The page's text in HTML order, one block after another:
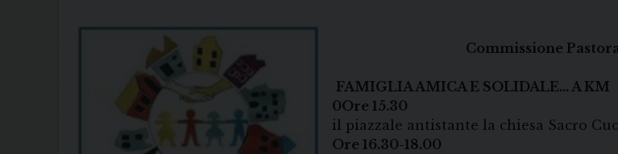
Commissione
FAMIGLIA AMICA E SOLIDALE… A KM
0Ore 15.30
il piazzale antistante la chiesa Sacro
Ore 16.30-18.00